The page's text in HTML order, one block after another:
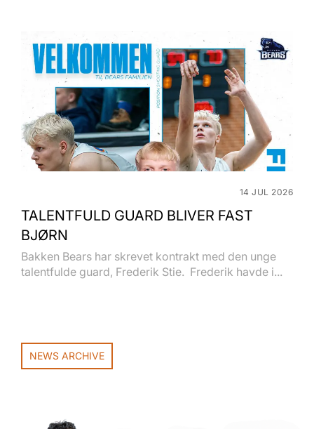
14 JUL 2026
TALENTFULD GUARD BLIVER FAST
BJØRN
Bakken Bears har skrevet kontrakt med den unge
talentfulde guard, Frederik Stie. Frederik havde i...
NEWS ARCHIVE